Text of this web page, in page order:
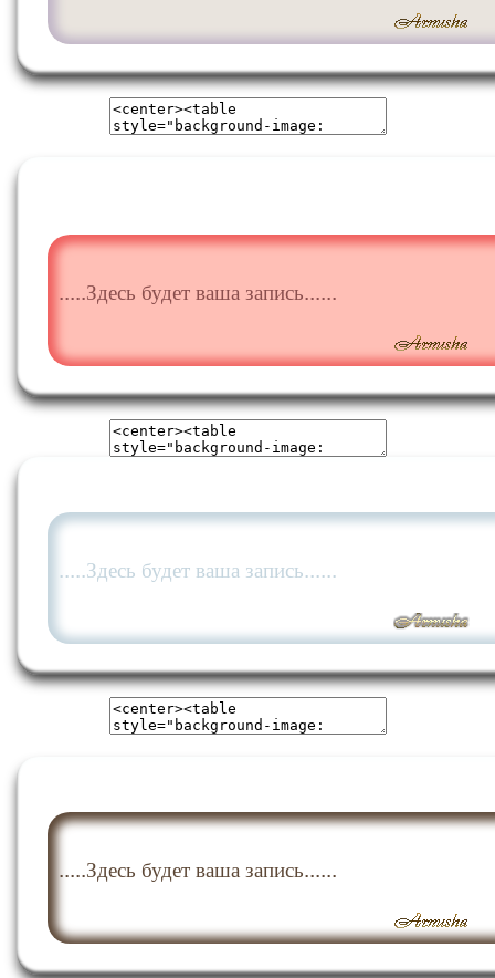
.....Здесь будет ваша запись......
.....Здесь будет ваша запись......
.....Здесь будет ваша запись......